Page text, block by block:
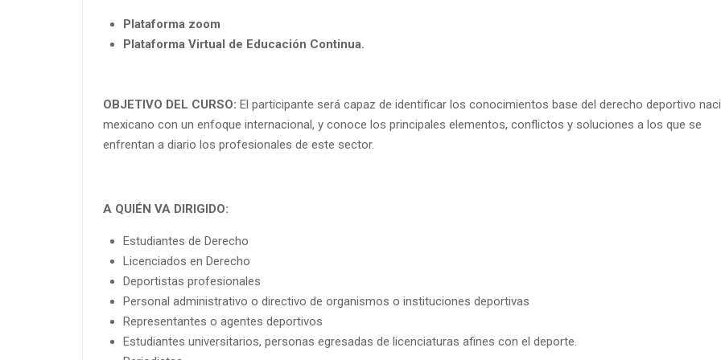
Plataforma zoom
Plataforma Virtual de Educación Continua.
OBJETIVO DEL CURSO: El participante será capaz de identificar los conocimientos base del derecho deportivo
mexicano con un enfoque internacional, y conoce los principales elementos, conflictos y soluciones a los que se
enfrentan a diario los profesionales de este sector.
A QUIÉN VA DIRIGIDO:
Estudiantes de Derecho
Licenciados en Derecho
Deportistas profesionales
Personal administrativo o directivo de organismos o instituciones deportivas
Representantes o agentes deportivos
Estudiantes universitarios, personas egresadas de licenciaturas afines con el deporte.